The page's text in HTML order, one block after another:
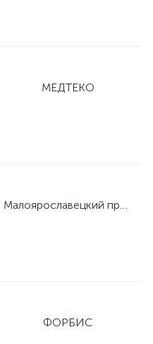
МЕДТЕКО
Малоярославецкий приборный завод
ФОРБИС